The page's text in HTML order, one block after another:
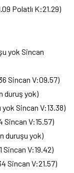
Polatlı K:21.29)
yok Sincan
Sincan V:09.57)
duruş yok)
Sincan V:13.38)
Sincan V:15.57)
duruşu yok)
Sincan V:19.42)
Sincan V:21.57)